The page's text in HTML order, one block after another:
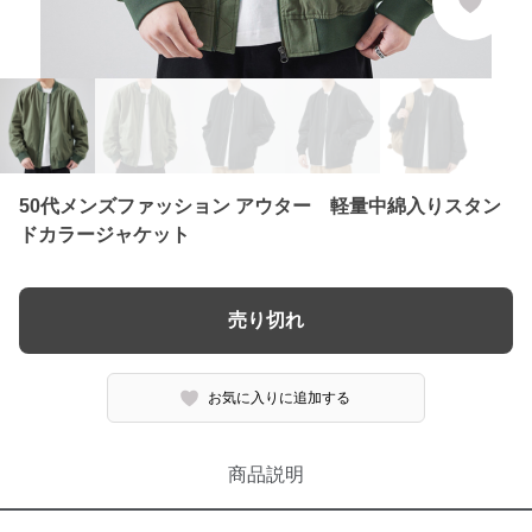
50代メンズファッション アウター 軽量中綿入りスタン
ドカラージャケット
売り切れ
お気に入りに追加する
商品説明